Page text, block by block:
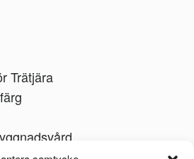
Trätjära